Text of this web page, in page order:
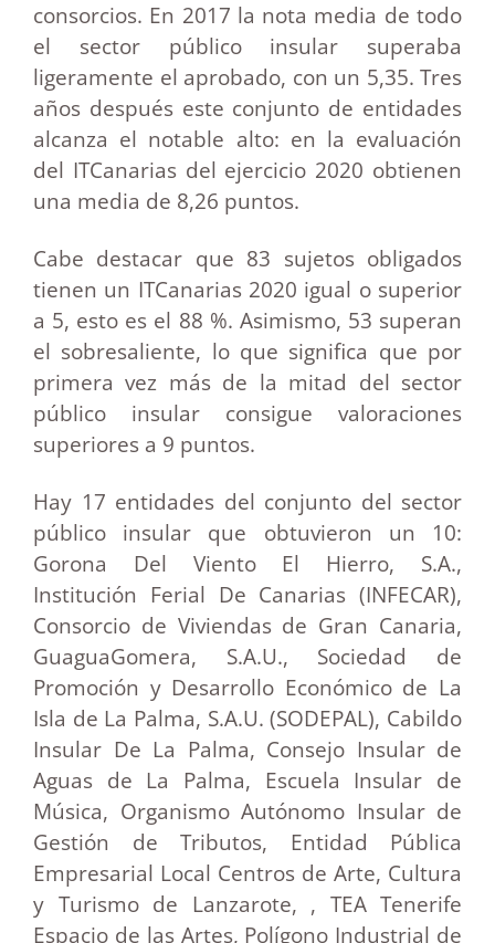
consorcios. En 2017 la nota media de todo
el sector público insular superaba
ligeramente el aprobado, con un 5,35. Tres
años después este conjunto de entidades
alcanza el notable alto: en la evaluación
del ITCanarias del ejercicio 2020 obtienen
una media de 8,26 puntos.
Cabe destacar que 83 sujetos obligados
tienen un ITCanarias 2020 igual o superior
a 5, esto es el 88 %. Asimismo, 53 superan
el sobresaliente, lo que significa que por
primera vez más de la mitad del sector
público insular consigue valoraciones
superiores a 9 puntos.
Hay 17 entidades del conjunto del sector
público insular que obtuvieron un 10:
Gorona Del Viento El Hierro, S.A.,
Institución Ferial De Canarias (INFECAR),
Consorcio de Viviendas de Gran Canaria,
GuaguaGomera, S.A.U., Sociedad de
Promoción y Desarrollo Económico de La
Isla de La Palma, S.A.U. (SODEPAL), Cabildo
Insular De La Palma, Consejo Insular de
Aguas de La Palma, Escuela Insular de
Música, Organismo Autónomo Insular de
Gestión de Tributos, Entidad Pública
Empresarial Local Centros de Arte, Cultura
y Turismo de Lanzarote, , TEA Tenerife
Espacio de las Artes, Polígono Industrial de